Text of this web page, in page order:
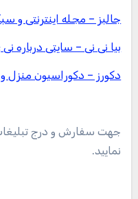
جالبز – مجله اینترنتی و
بیا نی نی – سایتی درباره
دکورز – دکوراسیون منزل
جهت سفارش و درج
نمایید.